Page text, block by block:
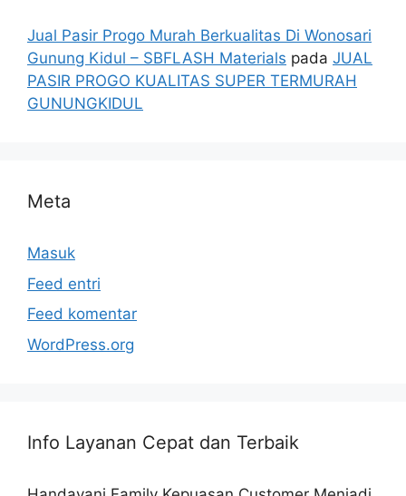
Jual Pasir Progo Murah Berkualitas Di Wonosari
Gunung Kidul – SBFLASH Materials pada JUAL
PASIR PROGO KUALITAS SUPER TERMURAH
GUNUNGKIDUL
Meta
Masuk
Feed entri
Feed komentar
WordPress.org
Info Layanan Cepat dan Terbaik